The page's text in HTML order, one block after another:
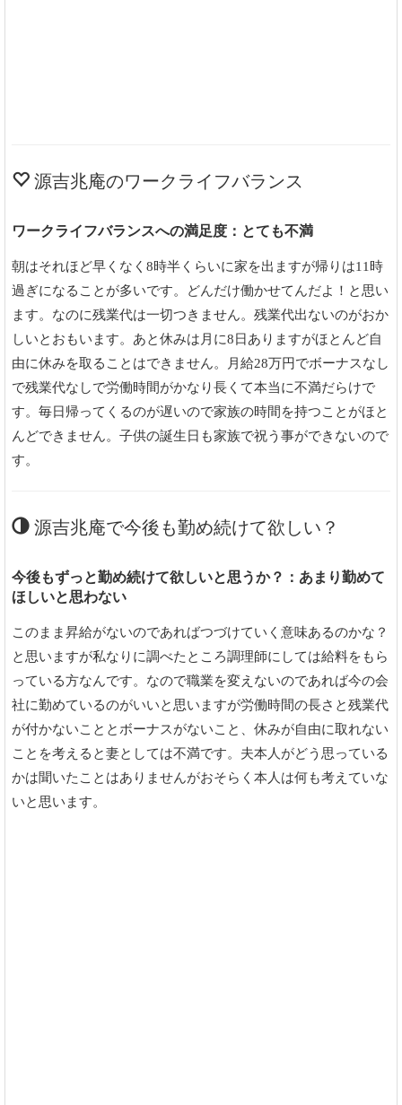
源吉兆庵のワークライフバランス
ワークライフバランスへの満足度：とても不満
朝はそれほど早くなく8時半くらいに家を出ますが帰りは11時
過ぎになることが多いです。どんだけ働かせてんだよ！と思い
ます。なのに残業代は一切つきません。残業代出ないのがおか
しいとおもいます。あと休みは月に8日ありますがほとんど自
由に休みを取ることはできません。月給28万円でボーナスなし
で残業代なしで労働時間がかなり長くて本当に不満だらけで
す。毎日帰ってくるのが遅いので家族の時間を持つことがほと
んどできません。子供の誕生日も家族で祝う事ができないので
す。
源吉兆庵で今後も勤め続けて欲しい？
今後もずっと勤め続けて欲しいと思うか？：あまり勤めて
ほしいと思わない
このまま昇給がないのであればつづけていく意味あるのかな？
と思いますが私なりに調べたところ調理師にしては給料をもら
っている方なんです。なので職業を変えないのであれば今の会
社に勤めているのがいいと思いますが労働時間の長さと残業代
が付かないこととボーナスがないこと、休みが自由に取れない
ことを考えると妻としては不満です。夫本人がどう思っている
かは聞いたことはありませんがおそらく本人は何も考えていな
いと思います。